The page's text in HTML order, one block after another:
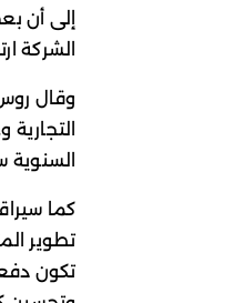
الشركة
كما
تطوير